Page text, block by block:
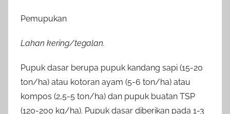
Pemupukan
Lahan kering/tegalan.
Pupuk dasar berupa pupuk kandang sapi (15-20
ton/ha) atau kotoran ayam (5-6 ton/ha) atau
kompos (2,5-5 ton/ha) dan pupuk buatan TSP
(120-200 kg/ha). Pupuk dasar diberikan pada 1-3